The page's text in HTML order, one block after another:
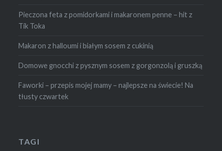
Pieczona feta z pomidorkami i makaronem penne – hit z
Tik Toka
Makaron z halloumi i białym sosem z cukinią
Domowe gnocchi z pysznym sosem z gorgonzolą i gruszką
Faworki – przepis mojej mamy – najlepsze na świecie! Na
tłusty czwartek
TAGI